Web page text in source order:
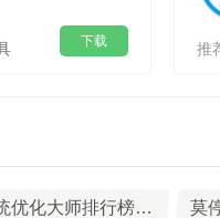
下载 推
系统优化大师排行榜TOP10下载 莫